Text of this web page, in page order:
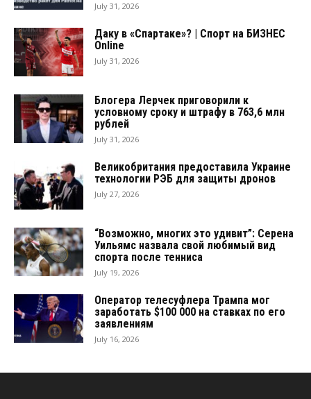
July 31, 2026
Даку в «Спартаке»? | Спорт на БИЗНЕС
Online
July 31, 2026
Блогера Лерчек приговорили к
условному сроку и штрафу в 763,6 млн
рублей
July 31, 2026
Великобритания предоставила Украине
технологии РЭБ для защиты дронов
July 27, 2026
“Возможно, многих это удивит”: Серена
Уильямс назвала свой любимый вид
спорта после тенниса
July 19, 2026
Оператор телесуфлера Трампа мог
заработать $100 000 на ставках по его
заявлениям
July 16, 2026